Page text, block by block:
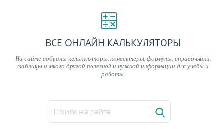
ВСЕ ОНЛАЙН КАЛЬКУЛЯТОРЫ
На сайте собраны калькуляторы, конвертеры, формулы, справочники,
таблицы и много другой полезной и нужной информации для учёбы и
работы.